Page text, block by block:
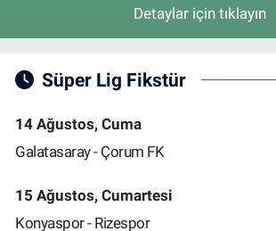
Detaylar için tıklayın
Süper Lig Fikstür
14 Ağustos, Cuma
Galatasaray - Çorum FK
15 Ağustos, Cumartesi
Konyaspor - Rizespor